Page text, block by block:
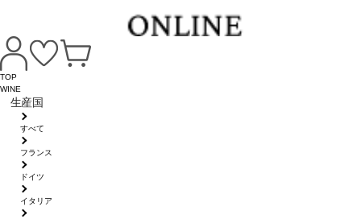
TOP
WINE
生産国
すべて
フランス
ドイツ
イタリア